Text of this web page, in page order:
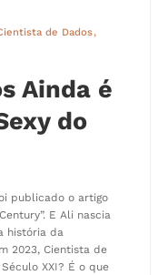
de Dados
Ainda é
do
publicado o artigo
E Ali nascia
história da
2023, Cientista de
XXI? É o que